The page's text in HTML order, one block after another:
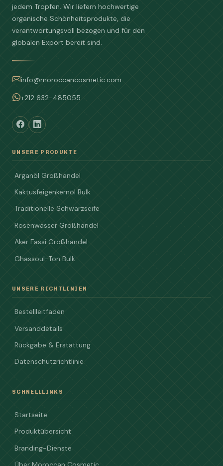
jedem Tropfen. Wir liefern hochwertige
organische Schönheitsprodukte, die
verantwortungsvoll bezogen und für den
globalen Export bereit sind.
info@moroccancosmetic.com
+212 632-485055
UNSERE PRODUKTE
Arganöl Großhandel
Kaktusfeigenkernöl Bulk
Traditionelle Schwarzseife
Rosenwasser Großhandel
Aker Fassi Großhandel
Ghassoul-Ton Bulk
UNSERE RICHTLINIEN
Bestellleitfaden
Versanddetails
Rückgabe & Erstattung
Datenschutzrichtlinie
SCHNELLLINKS
Startseite
Produktübersicht
Branding-Dienste